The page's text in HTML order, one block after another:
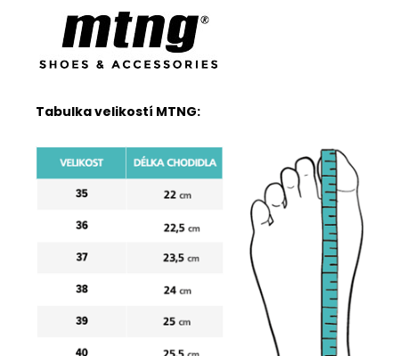
Tabulka velikostí MTNG: